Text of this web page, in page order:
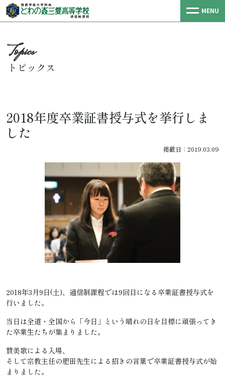
MENU
トピックス
2018年度卒業証書授与式を挙行しま
した
掲載日：2019.03.09
2018年3月9日(土)、通信制課程では9回目になる卒業証書授与式を
行いました。
当日は全道・全国から「今日」という晴れの日を目標に頑張ってき
た卒業生たちが集まりました。
賛美歌による入場、
そして宗教主任の肥田先生による招きの言葉で卒業証書授与式が始
まりました。